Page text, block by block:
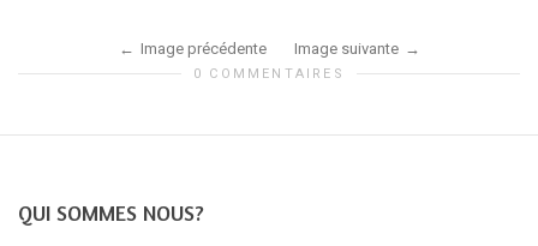
Image précédente Image suivante
0 COMMENTAIRES
QUI SOMMES NOUS?